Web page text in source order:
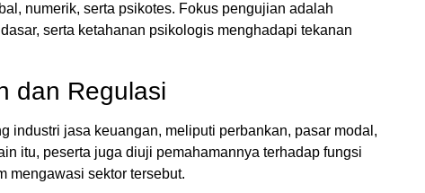
numerik, serta psikotes. Fokus pengujian adalah
serta ketahanan psikologis menghadapi tekanan
dan Regulasi
industri jasa keuangan, meliputi perbankan, pasar modal,
itu, peserta juga diuji pemahamannya terhadap fungsi
mengawasi sektor tersebut.